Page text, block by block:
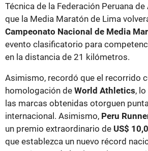
Técnica de la Federación Peruana
que la Media Maratón de Lima
Campeonato Nacional de Media
evento clasificatorio para
en la distancia de 21 kilómetros.
Asimismo, recordó que el recorrido
homologación de World Athletics,
las marcas obtenidas otorguen
internacional. Asimismo, Peru
un premio extraordinario de US$
que establezca un nuevo récord